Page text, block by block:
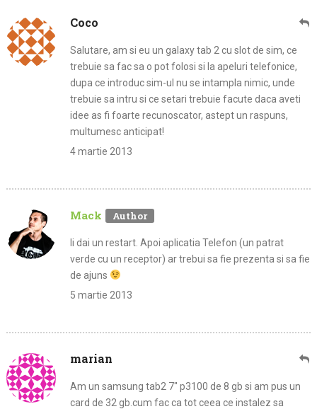
Coco
Salutare, am si eu un galaxy tab 2 cu slot de sim, ce
trebuie sa fac sa o pot folosi si la apeluri telefonice,
dupa ce introduc sim-ul nu se intampla nimic, unde
trebuie sa intru si ce setari trebuie facute daca aveti
idee as fi foarte recunoscator, astept un raspuns,
multumesc anticipat!
4 martie 2013
Mack
Ii dai un restart. Apoi aplicatia Telefon (un patrat
verde cu un receptor) ar trebui sa fie prezenta si sa fie
de ajuns
5 martie 2013
marian
Am un samsung tab2 7″ p3100 de 8 gb si am pus un
card de 32 gb.cum fac ca tot ceea ce instalez sa